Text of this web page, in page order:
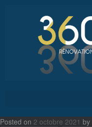
Posted on 2 octobre 2021 by